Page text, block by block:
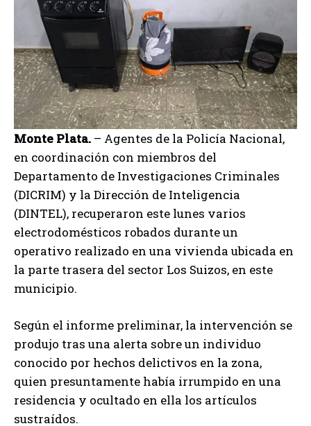
Monte Plata. – Agentes de la Policía Nacional,
en coordinación con miembros del
Departamento de Investigaciones Criminales
(DICRIM) y la Dirección de Inteligencia
(DINTEL), recuperaron este lunes varios
electrodomésticos robados durante un
operativo realizado en una vivienda ubicada en
la parte trasera del sector Los Suizos, en este
municipio.
Según el informe preliminar, la intervención se
produjo tras una alerta sobre un individuo
conocido por hechos delictivos en la zona,
quien presuntamente había irrumpido en una
residencia y ocultado en ella los artículos
sustraídos.